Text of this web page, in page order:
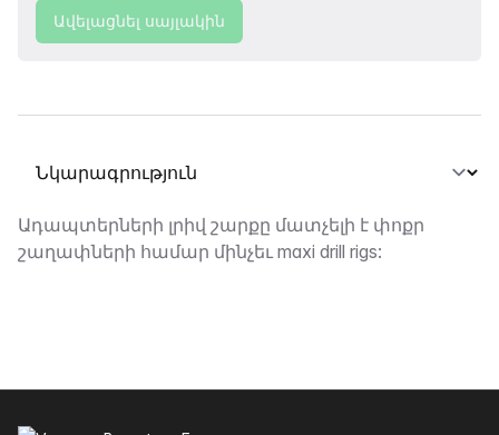
Ավելացնել սայլակին
Ընտրել տաբ
Նկարագրություն
Ադապտերների լրիվ շարքը մատչելի է փոքր
շաղափների համար մինչեւ maxi drill rigs: